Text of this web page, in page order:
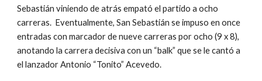
Sebastián viniendo de atrás empató el partido a ocho
carreras.  Eventualmente, San Sebastián se impuso en once
entradas con marcador de nueve carreras por ocho (9 x 8),
anotando la carrera decisiva con un “balk” que se le cantó a
el lanzador Antonio “Tonito” Acevedo.